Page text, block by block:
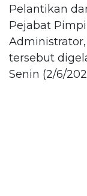
Pelantikan
Pejabat
tersebut
Senin (2/6/